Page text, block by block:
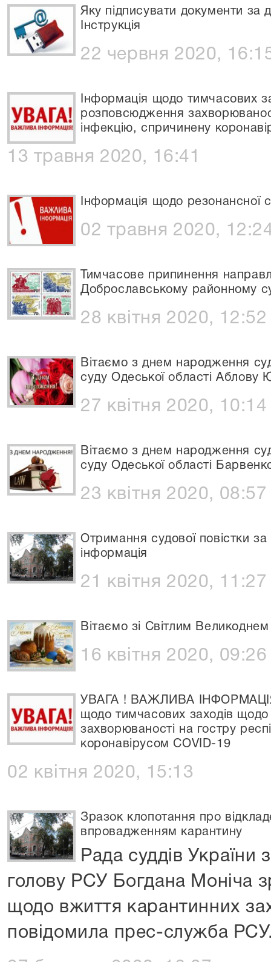
Яку підписувати документи за
Інструкція
22 червня 2020,
Інформація щодо тимчасових
розповсюдження
інфекцію, спричинену
13 травня 2020, 16:41
Інформація щодо резонансної
02 травня 2020,
Тимчасове припинення
Доброславському районному
28 квітня 2020, 12:52
Вітаємо з днем народження
суду Одеської області Аблову
27 квітня 2020, 10:14
Вітаємо з днем народження
суду Одеської області
23 квітня 2020, 08:57
Отримання судової повістки
інформація
21 квітня 2020, 11:27
Вітаємо зі Світлим
16 квітня 2020, 09:26
УВАГА ! ВАЖЛИВА ІНФОРМАЦІЯ
щодо тимчасових заходів
захворюваності на гостру
коронавірусом COVID-19
02 квітня 2020, 15:13
Зразок клопотання про
впровадженням карантину
Рада суддів України
голову РСУ Богдана Моніча
щодо вжиття карантинних
повідомила прес-служба